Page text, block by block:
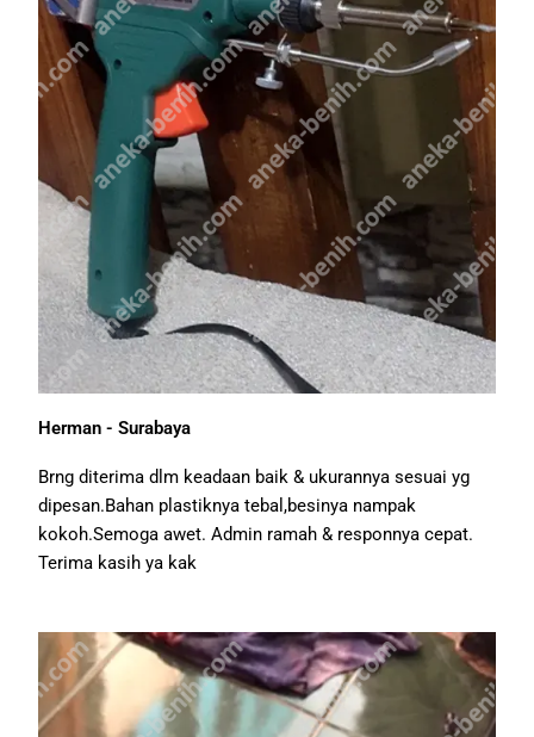
Herman - Surabaya
Brng diterima dlm keadaan baik & ukurannya sesuai yg
dipesan.Bahan plastiknya tebal,besinya nampak
kokoh.Semoga awet. Admin ramah & responnya cepat.
Terima kasih ya kak